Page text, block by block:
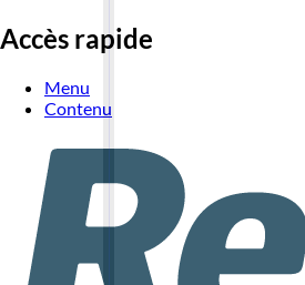
Accès rapide
Menu
Contenu